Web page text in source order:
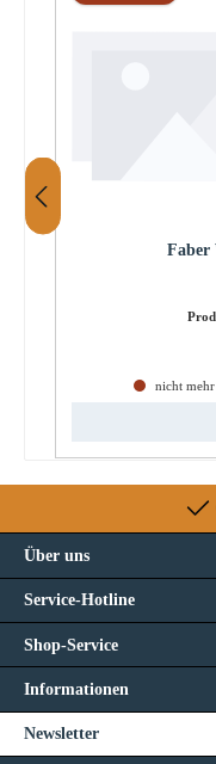
Faber
nicht
Über uns
Service-Hotline
Shop-Service
Informationen
Newsletter